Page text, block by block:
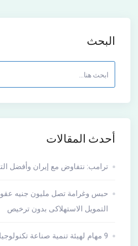
البحث
أحدث المقالات
ترامب: نتفاوض مع إيران وأفضل
حبس وغرامة تصل مليون جنيه
التمويل الاستهلاكى بدون ترخيص
9 مهام لهيئة تنمية صناعة